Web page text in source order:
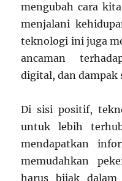
mengubah cara
menjalani
teknologi ini juga
ancaman
digital, dan dampak
Di sisi positif,
untuk lebih
mendapatkan
memudahkan
harus bijak dalam